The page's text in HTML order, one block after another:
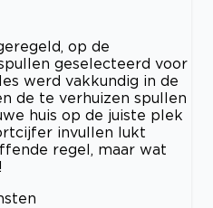
op de
geselecteerd voor
werd vakkundig in de
de te verhuizen spullen
huis op de juiste plek
invullen lukt
regel, maar wat